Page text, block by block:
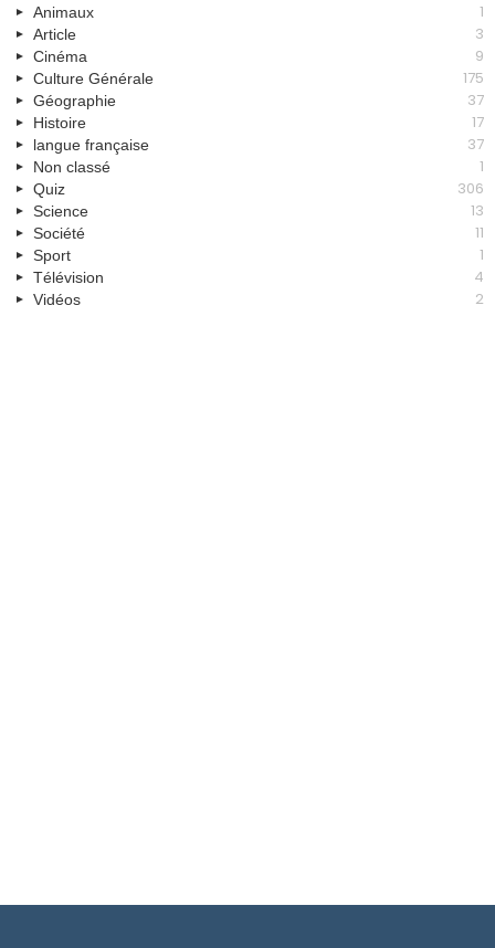
Animaux 1
Article 3
Cinéma 9
Culture Générale 175
Géographie 37
Histoire 17
langue française 37
Non classé 1
Quiz 306
Science 13
Société 11
Sport 1
Télévision 4
Vidéos 2